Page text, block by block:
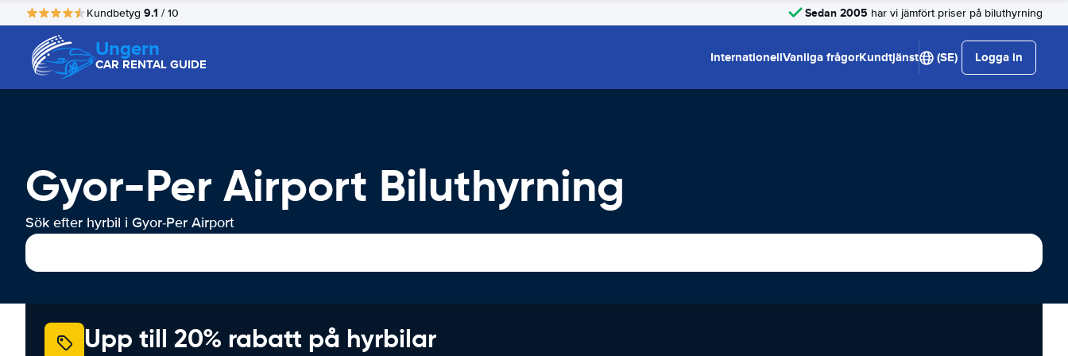
Kundbetyg 9.1 / 10 Sedan 2005 har vi jämfört priser på biluthyrning
Ungern
CAR RENTAL GUIDE InternationellVanliga frågorKundtjänst (SE) Logga in
Gyor-Per Airport Biluthyrning
Sök efter hyrbil i Gyor-Per Airport
Upp till 20% rabatt på hyrbilar